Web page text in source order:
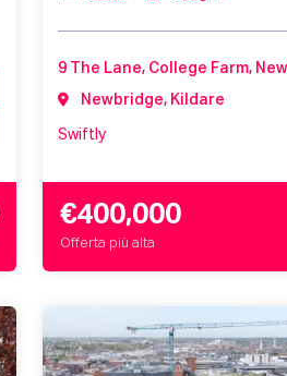
Newbridge, Kildare
Swiftly
€400,000
Offerta più alta